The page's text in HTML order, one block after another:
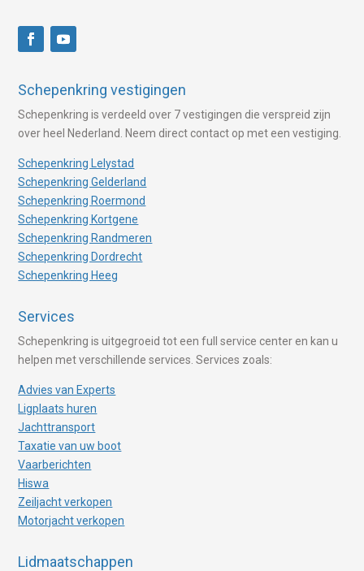
Schepenkring vestigingen
Schepenkring is verdeeld over 7 vestigingen die verspreid zijn
over heel Nederland. Neem direct contact op met een vestiging.
Schepenkring Lelystad
Schepenkring Gelderland
Schepenkring Roermond
Schepenkring Kortgene
Schepenkring Randmeren
Schepenkring Dordrecht
Schepenkring Heeg
Services
Schepenkring is uitgegroeid tot een full service center en kan u
helpen met verschillende services. Services zoals:
Advies van Experts
Ligplaats huren
Jachttransport
Taxatie van uw boot
Vaarberichten
Hiswa
Zeiljacht verkopen
Motorjacht verkopen
Lidmaatschappen